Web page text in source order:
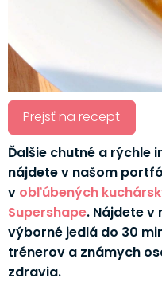
Prejsť na recept
Ďalšie chutné a rýchle
nájdete v našom
v obľúbených
Supershape. Nájdete v
výborné jedlá do 30
trénerov a známych
zdravia.